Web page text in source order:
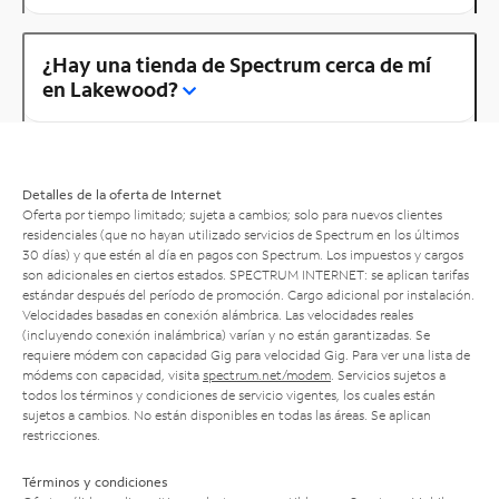
¿Hay una tienda de Spectrum cerca de mí
en Lakewood?
Detalles de la oferta de Internet
Oferta por tiempo limitado; sujeta a cambios; solo para nuevos clientes
residenciales (que no hayan utilizado servicios de Spectrum en los últimos
30 días) y que estén al día en pagos con Spectrum. Los impuestos y cargos
son adicionales en ciertos estados. SPECTRUM INTERNET: se aplican tarifas
estándar después del período de promoción. Cargo adicional por instalación.
Velocidades basadas en conexión alámbrica. Las velocidades reales
(incluyendo conexión inalámbrica) varían y no están garantizadas. Se
requiere módem con capacidad Gig para velocidad Gig. Para ver una lista de
módems con capacidad, visita spectrum.net/modem . Servicios sujetos a
todos los términos y condiciones de servicio vigentes, los cuales están
sujetos a cambios. No están disponibles en todas las áreas. Se aplican
restricciones.
Términos y condiciones